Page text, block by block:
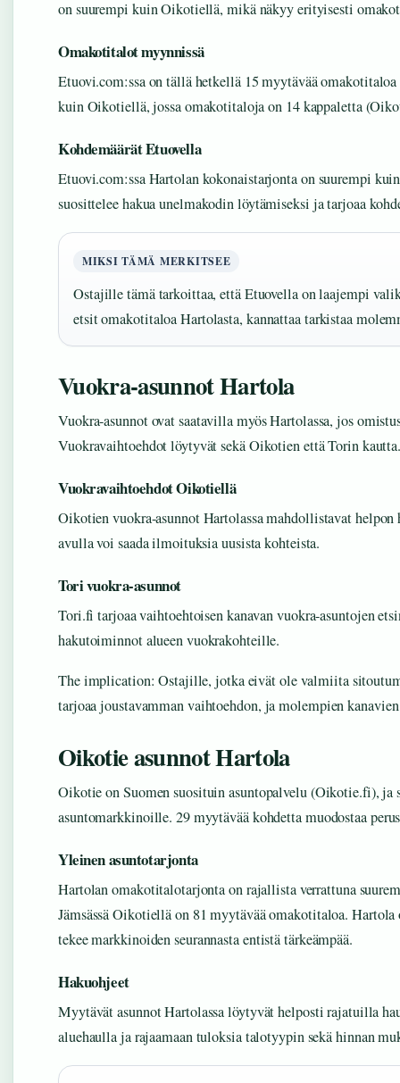
on suurempi kuin Oikotiellä, mikä näkyy erityisesti
Omakotitalot myynnissä
Etuovi.com:ssa on tällä hetkellä 15 myytävää
kuin Oikotiellä, jossa omakotitaloja on 14 kappaletta
Kohdemäärät Etuovella
Etuovi.com:ssa Hartolan kokonaistarjonta on suurempi
suosittelee hakua unelmakodin löytämiseksi ja tarjoaa
MIKSI TÄMÄ MERKITSEE
Ostajille tämä tarkoittaa, että Etuovella on laajempi
etsit omakotitaloa Hartolasta, kannattaa tarkistaa
Vuokra-asunnot Hartola
Vuokra-asunnot ovat saatavilla myös Hartolassa, jos
Vuokravaihtoehdot löytyvät sekä Oikotien että Torin
Vuokravaihtoehdot Oikotiellä
Oikotien vuokra-asunnot Hartolassa mahdollistavat
avulla voi saada ilmoituksia uusista kohteista.
Tori vuokra-asunnot
Tori.fi tarjoaa vaihtoehtoisen kanavan vuokra-asuntojen
hakutoiminnot alueen vuokrakohteille.
The implication: Ostajille, jotka eivät ole valmiita
tarjoaa joustavamman vaihtoehdon, ja molempien
Oikotie asunnot Hartola
Oikotie on Suomen suosituin asuntopalvelu (Oikotie.fi), ja
asuntomarkkinoille. 29 myytävää kohdetta muodostaa
Yleinen asuntotarjonta
Hartolan omakotitalotarjonta on rajallista verrattuna
Jämsässä Oikotiellä on 81 myytävää omakotitaloa.
tekee markkinoiden seurannasta entistä tärkeämpää.
Hakuohjeet
Myytävät asunnot Hartolassa löytyvät helposti rajatuilla
aluehaulla ja rajaamaan tuloksia talotyypin sekä hinnan